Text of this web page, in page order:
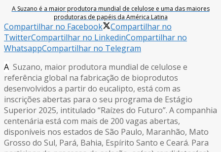
A Suzano é a maior produtora mundial de celulose e uma das maiores
produtoras de papéis da América Latina
Compartilhar no Facebook
Compartilhar no
TwitterCompartilhar no LinkedinCompartilhar no
WhatsappCompartilhar no Telegram
A Suzano, maior produtora mundial de celulose e
referência global na fabricação de bioprodutos
desenvolvidos a partir do eucalipto, está com as
inscrições abertas para o seu programa de Estágio
Superior 2025, intitulado “Raízes do Futuro”. A companhia
centenária está com mais de 200 vagas abertas,
disponíveis nos estados de São Paulo, Maranhão, Mato
Grosso do Sul, Pará, Bahia, Espírito Santo e Ceará. Para